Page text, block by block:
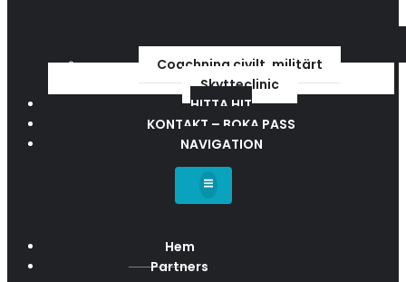
Coachning civilt, militärt
Skytteclinic
HITTA HIT
KONTAKT – BOKA PASS
NAVIGATION
Hem
Partners